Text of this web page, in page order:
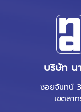
บริษัท น
ซอยจันทน์
เขตสา